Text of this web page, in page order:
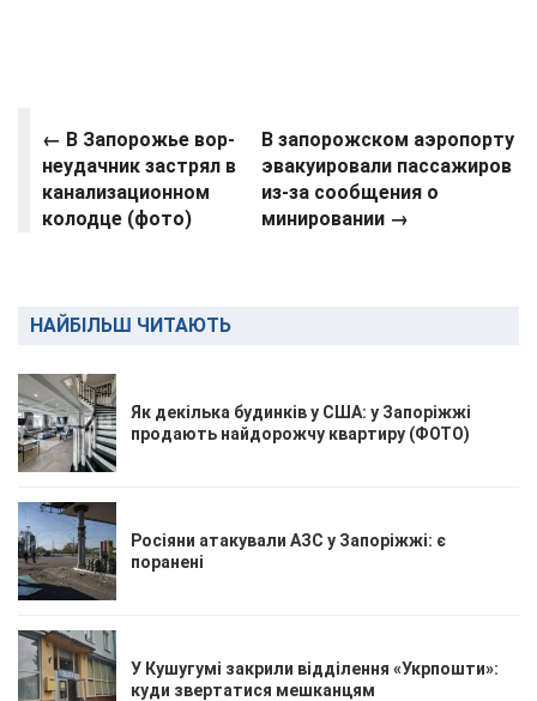
← В Запорожье вор-
неудачник застрял в
канализационном
колодце (фото)
В запорожском аэропорту
эвакуировали пассажиров
из-за сообщения о
минировании→
НАЙБІЛЬШ ЧИТАЮТЬ
Як декілька будинків у США: у Запоріжжі
продають найдорожчу квартиру (ФОТО)
Росіяни атакували АЗС у Запоріжжі: є
поранені
У Кушугумі закрили відділення «Укрпошти»:
куди звертатися мешканцям